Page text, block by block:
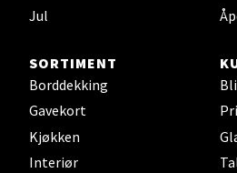
Jul
SORTIMENT
Borddekking
Gavekort
Kjøkken
Interiør
Leirvik - Stord
Torgbakken 2, 5401 Stord